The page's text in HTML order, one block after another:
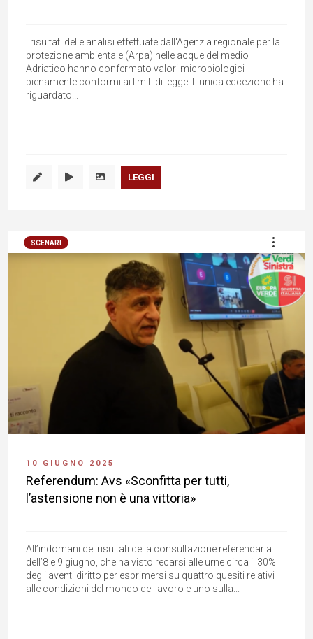
I risultati delle analisi effettuate dall'Agenzia regionale per la
protezione ambientale (Arpa) nelle acque del medio
Adriatico hanno confermato valori microbiologici
pienamente conformi ai limiti di legge. L'unica eccezione ha
riguardato...
LEGGI
SCENARI
10 GIUGNO 2025
Referendum: Avs «Sconfitta per tutti,
l’astensione non è una vittoria»
All’indomani dei risultati della consultazione referendaria
dell’8 e 9 giugno, che ha visto recarsi alle urne circa il 30%
degli aventi diritto per esprimersi su quattro quesiti relativi
alle condizioni del mondo del lavoro e uno sulla...